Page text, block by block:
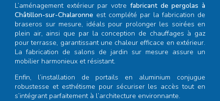
L’aménagement extérieur par votre fabricant de pergolas à
Châtillon-sur-Chalaronne est complété par la fabrication de
braseros sur mesure, idéals pour prolonger les soirées en
plein air, ainsi que par la conception de chauffages à gaz
pour terrasse, garantissant une chaleur efficace en extérieur.
La fabrication de salons de jardin sur mesure assure un
mobilier harmonieux et résistant.
Enfin, l’installation de portails en aluminium conjugue
robustesse et esthétisme pour sécuriser les accès tout en
s’intégrant parfaitement à l’architecture environnante.